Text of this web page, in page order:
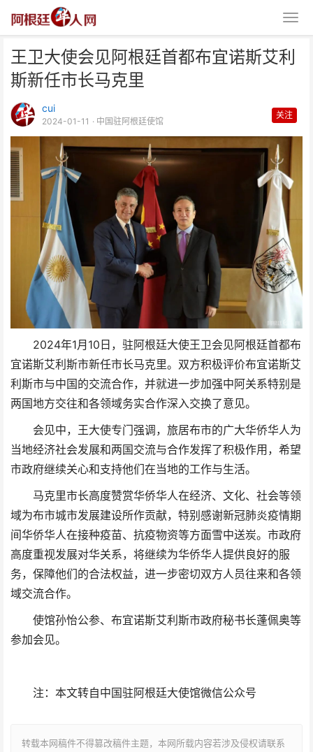
王卫大使会见阿根廷首都布宜诺斯艾利
斯新任市长马克里
cui
2024-01-11 · 中国驻阿根廷使馆
关注
2024年1月10日，驻阿根廷大使王卫会见阿根廷首都布
宜诺斯艾利斯市新任市长马克里。双方积极评价布宜诺斯艾
利斯市与中国的交流合作，并就进一步加强中阿关系特别是
两国地方交往和各领域务实合作深入交换了意见。
会见中，王大使专门强调，旅居布市的广大华侨华人为
当地经济社会发展和两国交流与合作发挥了积极作用，希望
市政府继续关心和支持他们在当地的工作与生活。
马克里市长高度赞赏华侨华人在经济、文化、社会等领
域为布市城市发展建设所作贡献，特别感谢新冠肺炎疫情期
间华侨华人在接种疫苗、抗疫物资等方面雪中送炭。市政府
高度重视发展对华关系，将继续为华侨华人提供良好的服
务，保障他们的合法权益，进一步密切双方人员往来和各领
域交流合作。
使馆孙怡公参、布宜诺斯艾利斯市政府秘书长蓬佩奥等
参加会见。
注：本文转自中国驻阿根廷大使馆微信公众号
转载本网稿件不得篡改稿件主题，本网所载内容若涉及侵权请联系
王卫大使会见阿根廷首都布宜诺斯
艾利斯新任市长马克里